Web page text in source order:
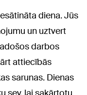
diena. Jūs
un uztvert
darbos
attiecībās
sarunas. Dienas